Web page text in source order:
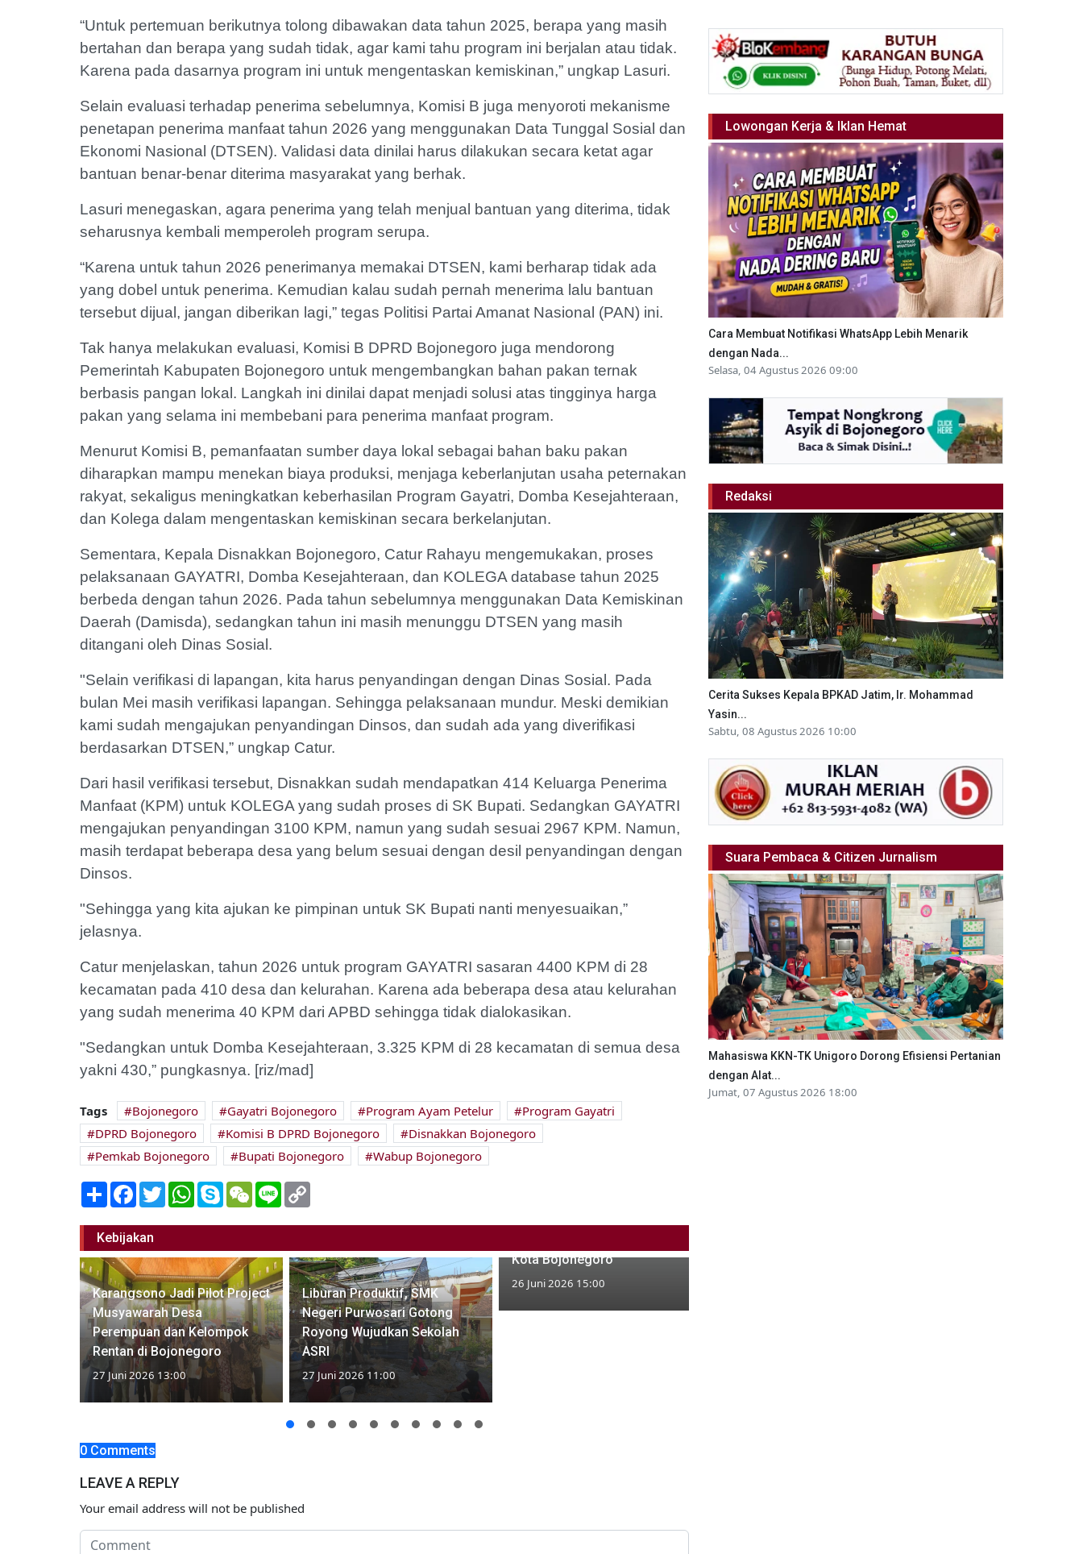
“Untuk pertemuan berikutnya tolong dibawakan data tahun 2025, berapa yang masih
bertahan dan berapa yang sudah tidak, agar kami tahu program ini berjalan atau tidak.
Karena pada dasarnya program ini untuk mengentaskan kemiskinan,” ungkap Lasuri.
Selain evaluasi terhadap penerima sebelumnya, Komisi B juga menyoroti mekanisme
penetapan penerima manfaat tahun 2026 yang menggunakan Data Tunggal Sosial dan
Ekonomi Nasional (DTSEN). Validasi data dinilai harus dilakukan secara ketat agar
bantuan benar-benar diterima masyarakat yang berhak.
Lasuri menegaskan, agara penerima yang telah menjual bantuan yang diterima, tidak
seharusnya kembali memperoleh program serupa.
“Karena untuk tahun 2026 penerimanya memakai DTSEN, kami berharap tidak ada
yang dobel untuk penerima. Kemudian kalau sudah pernah menerima lalu bantuan
tersebut dijual, jangan diberikan lagi,” tegas Politisi Partai Amanat Nasional (PAN) ini.
Tak hanya melakukan evaluasi, Komisi B DPRD Bojonegoro juga mendorong
Pemerintah Kabupaten Bojonegoro untuk mengembangkan bahan pakan ternak
berbasis pangan lokal. Langkah ini dinilai dapat menjadi solusi atas tingginya harga
pakan yang selama ini membebani para penerima manfaat program.
Menurut Komisi B, pemanfaatan sumber daya lokal sebagai bahan baku pakan
diharapkan mampu menekan biaya produksi, menjaga keberlanjutan usaha peternakan
rakyat, sekaligus meningkatkan keberhasilan Program Gayatri, Domba Kesejahteraan,
dan Kolega dalam mengentaskan kemiskinan secara berkelanjutan.
Sementara, Kepala Disnakkan Bojonegoro, Catur Rahayu mengemukakan, proses
pelaksanaan GAYATRI, Domba Kesejahteraan, dan KOLEGA database tahun 2025
berbeda dengan tahun 2026. Pada tahun sebelumnya menggunakan Data Kemiskinan
Daerah (Damisda), sedangkan tahun ini masih menunggu DTSEN yang masih
ditangani oleh Dinas Sosial.
"Selain verifikasi di lapangan, kita harus penyandingan dengan Dinas Sosial. Pada
bulan Mei masih verifikasi lapangan. Sehingga pelaksanaan mundur. Meski demikian
kami sudah mengajukan penyandingan Dinsos, dan sudah ada yang diverifikasi
berdasarkan DTSEN,” ungkap Catur.
Dari hasil verifikasi tersebut, Disnakkan sudah mendapatkan 414 Keluarga Penerima
Manfaat (KPM) untuk KOLEGA yang sudah proses di SK Bupati. Sedangkan GAYATRI
mengajukan penyandingan 3100 KPM, namun yang sudah sesuai 2967 KPM. Namun,
masih terdapat beberapa desa yang belum sesuai dengan desil penyandingan dengan
Dinsos.
"Sehingga yang kita ajukan ke pimpinan untuk SK Bupati nanti menyesuaikan,”
jelasnya.
Catur menjelaskan, tahun 2026 untuk program GAYATRI sasaran 4400 KPM di 28
kecamatan pada 410 desa dan kelurahan. Karena ada beberapa desa atau kelurahan
yang sudah menerima 40 KPM dari APBD sehingga tidak dialokasikan.
"Sedangkan untuk Domba Kesejahteraan, 3.325 KPM di 28 kecamatan di semua desa
yakni 430,” pungkasnya. [riz/mad]
Tags Bojonegoro Gayatri Bojonegoro Program Ayam Petelur
Program Gayatri
DPRD Bojonegoro
Komisi B DPRD Bojonegoro
Disnakkan Bojonegoro
Pemkab Bojonegoro
Bupati Bojonegoro
Wabup Bojonegoro
Share Facebook
TwitterWhatsApp
SkypeWeChatLine
Kebijakan
Karangsono Jadi Pilot Project
Musyawarah Desa
Perempuan dan Kelompok
Rentan di Bojonegoro
27 Juni 2026 13:00
Liburan Produktif, SMK
Negeri Purwosari Gotong
Royong Wujudkan Sekolah
ASRI
27 Juni 2026 11:00
Kota Bojonegoro
26 Juni 2026 15:00
0 Comments
LEAVE A REPLY
Your email address will not be published
Lowongan Kerja & Iklan Hemat
Cara Membuat Notifikasi WhatsApp Lebih Menarik
dengan Nada...
Selasa, 04 Agustus 2026 09:00
Redaksi
Cerita Sukses Kepala BPKAD Jatim, Ir. Mohammad
Yasin...
Sabtu, 08 Agustus 2026 10:00
Suara Pembaca & Citizen Jurnalism
Mahasiswa KKN-TK Unigoro Dorong Efisiensi Pertanian
dengan Alat...
Jumat, 07 Agustus 2026 18:00